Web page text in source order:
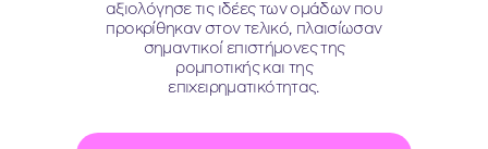
αξιολόγησε τις ιδέες των ομάδων που
προκρίθηκαν στον τελικό, πλαισίωσαν
σημαντικοί επιστήμονες της
ρομποτικής και της
επιχειρηματικότητας.